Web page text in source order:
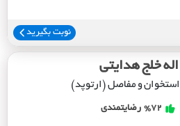
نوبت بگیرید
خلج هدایتی
و مفاصل (ارتوپد)
%72 رضایتمندی